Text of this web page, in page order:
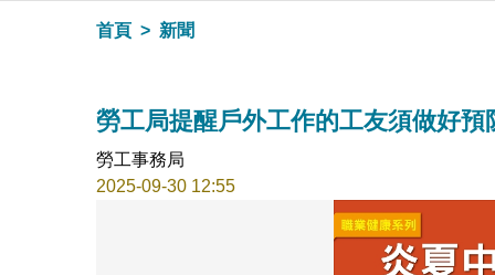
首頁 新聞
勞工局提醒戶外工作的工友須做好預
勞工事務局
2025-09-30 12:55